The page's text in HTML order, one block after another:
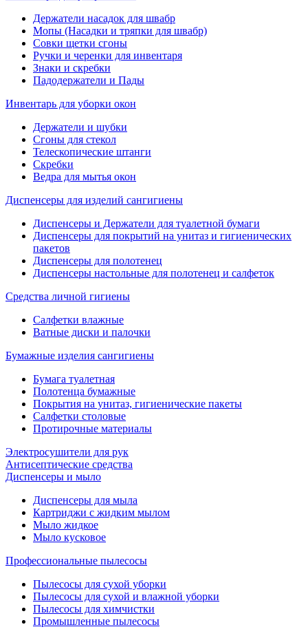
Держатели насадок для швабр
Мопы (Насадки и тряпки для швабр)
Совки щетки сгоны
Ручки и черенки для инвентаря
Знаки и скребки
Падодержатели и Пады
Инвентарь для уборки окон
Держатели и шубки
Сгоны для стекол
Телескопические штанги
Скребки
Ведра для мытья окон
Диспенсеры для изделий сангигиены
Диспенсеры и Держатели для туалетной бумаги
Диспенсеры для покрытий на унитаз и гигиенических
пакетов
Диспенсеры для полотенец
Диспенсеры настольные для полотенец и салфеток
Средства личной гигиены
Салфетки влажные
Ватные диски и палочки
Бумажные изделия сангигиены
Бумага туалетная
Полотенца бумажные
Покрытия на унитаз, гигиенические пакеты
Салфетки столовые
Протирочные материалы
Электросушители для рук
Антисептические средства
Диспенсеры и мыло
Диспенсеры для мыла
Картриджи с жидким мылом
Мыло жидкое
Мыло кусковое
Профессиональные пылесосы
Пылесосы для сухой уборки
Пылесосы для сухой и влажной уборки
Пылесосы для химчистки
Промышленные пылесосы